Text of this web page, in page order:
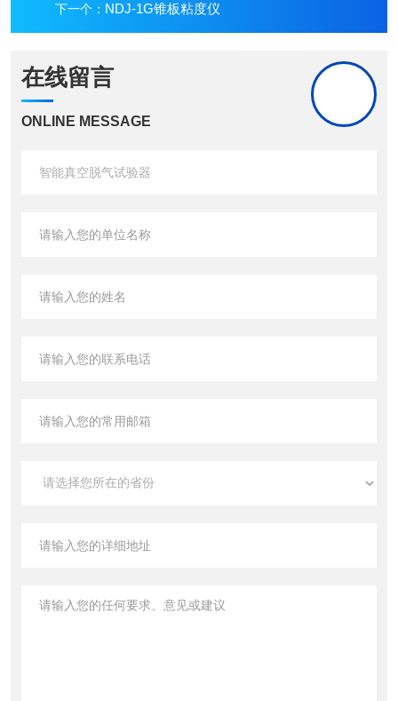
下一个： NDJ-1G锥板粘度仪
在线留言
ONLINE MESSAGE